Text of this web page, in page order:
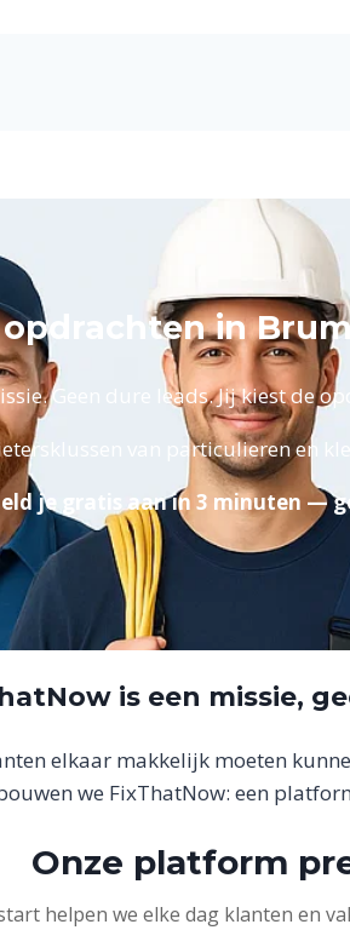
in
Geen dure leads. Jij kiest de
van particulieren en
je gratis aan in 3 minuten —
is een missie,
elkaar makkelijk moeten
we FixThatNow: een
Onze platform
helpen we elke dag klanten en